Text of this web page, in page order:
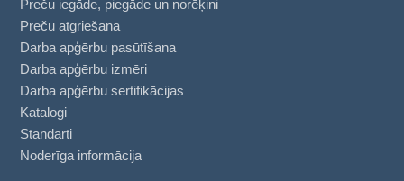
Preču iegāde, piegāde un norēķini
Preču atgriešana
Darba apģērbu pasūtīšana
Darba apģērbu izmēri
Darba apģērbu sertifikācijas
Katalogi
Standarti
Noderīga informācija